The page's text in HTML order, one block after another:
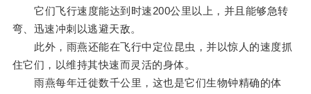
它们飞行速度能达到时速200公里以上，并且能够急转
弯、迅速冲刺以逃避天敌。
此外，雨燕还能在飞行中定位昆虫，并以惊人的速度抓
住它们，以维持其快速而灵活的身体。
雨燕每年迁徙数千公里，这也是它们生物钟精确的体